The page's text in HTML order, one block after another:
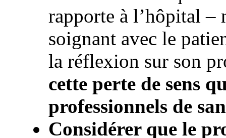
rapporte à l’hôpital –
soignant avec le
la réflexion sur son
cette perte de sens
professionnels de
Considérer que le